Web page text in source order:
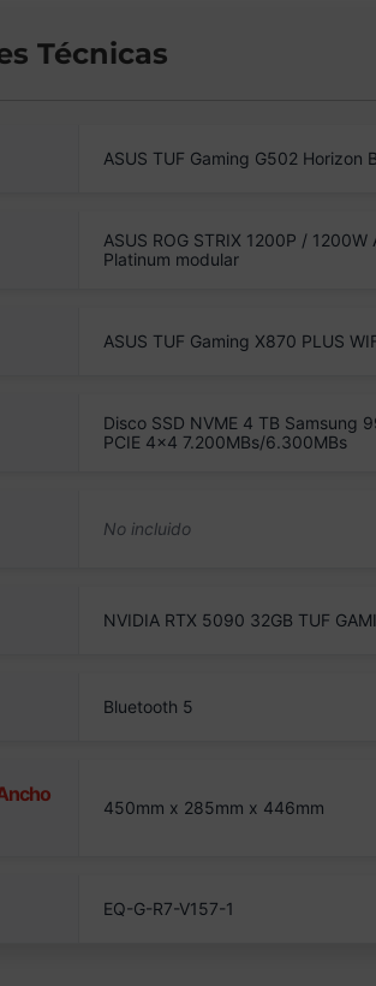
Técnicas
ASUS TUF Gaming G502 Horizon
ASUS ROG STRIX 1200P / 1200W
Platinum modular
ASUS TUF Gaming X870 PLUS
Disco SSD NVME 4 TB Samsung
PCIE 4×4 7.200MBs/6.300MBs
NVIDIA RTX 5090 32GB TUF
Bluetooth 5
450mm x 285mm x 446mm
EQ-G-R7-V157-1